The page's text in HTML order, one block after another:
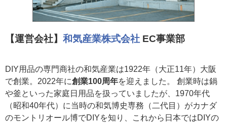
【運営会社】 和気産業株式会社 EC事業部
DIY用品の専門商社の和気産業は1922年（大正11年）大阪
で創業。2022年に創業100周年を迎えました。 創業時は鍋
や釜といった家庭日用品を扱っていましたが、1970年代
（昭和40年代）に当時の和気博史専務（二代目）がカナダ
のモントリオール博でDIYを知り、これから日本ではDIYの